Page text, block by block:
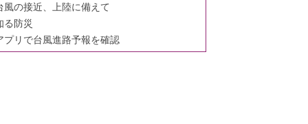
風の接近、上陸に備えて
る防災
プリで台風進路予報を確認